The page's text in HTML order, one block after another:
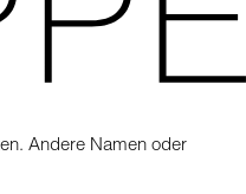
Andere Namen oder